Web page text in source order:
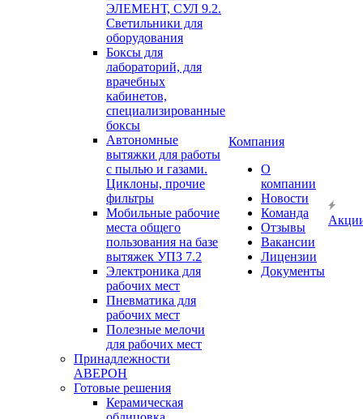
ЭЛЕМЕНТ, СУЛ 9.2.
Светильники для
оборудования
Боксы для
лабораторий, для
врачебных
кабинетов,
специализированные
боксы
Автономные
вытяжки для работы
с пылью и газами.
Циклоны, прочие
фильтры
Мобильные рабочие
места общего
пользования на базе
вытяжек УПЗ 7.2
Электроника для
рабочих мест
Пневматика для
рабочих мест
Полезные мелочи
для рабочих мест
Принадлежности
АВЕРОН
Готовые решения
Керамическая
Компания
О
компании
Новости
Команда
Отзывы
Вакансии
Лицензии
Документы